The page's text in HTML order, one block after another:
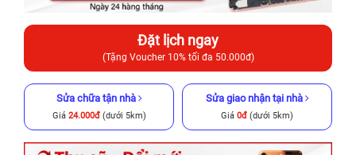
Đặt lịch ngay
(Tặng Voucher 10% tối đa 50.000đ)
Sửa chữa tận nhà
Giá 24.000đ(dưới 5km)
Sửa giao nhận tại nhà
Giá 0đ (dưới 5km)